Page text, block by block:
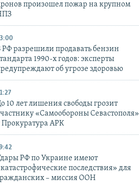
произошел пожар на крупном
РФ разрешили продавать бензин
1990-х годов: эксперты
об угрозе здоровью
10 лет лишения свободы грозит
«Самообороны Севастополя»
Прокуратура АРК
РФ по Украине имеют
последствия» для
– миссия ООН